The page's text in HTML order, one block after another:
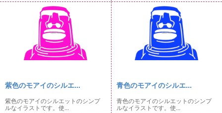
紫色のモアイのシルエ...
紫色のモアイのシルエットのシンプ
ルなイラストです。使...
青色のモアイのシルエ...
青色のモアイのシルエットのシンプ
ルなイラストです。使...